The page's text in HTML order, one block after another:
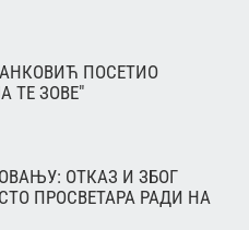
ПОСЕТИО
ТЕ ЗОВЕ"
ОТКАЗ И ЗБОГ
ПРОСВЕТАРА РАДИ НА